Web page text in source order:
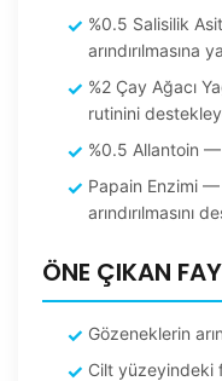
%0.5 Salisilik
arındırılmasına
%2 Çay Ağacı
rutinini
%0.5 Allantoin —
Papain Enzimi
arındırılmasını
ÖNE ÇIKAN
Gözeneklerin
Cilt yüzeyindeki